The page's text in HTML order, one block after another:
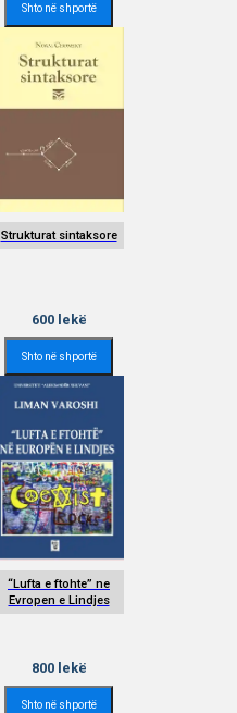
Shto në shportë
Strukturat sintaksore
600lekë
Shto në shportë
“Lufta e ftohte” ne
Evropen e Lindjes
800lekë
Shto në shportë